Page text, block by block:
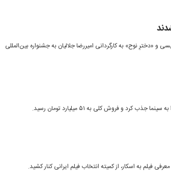
و «دخترِ نوح» به کارگردانی امیررضا جلالیان به جشنواره بین‌المللی
فیلم به اسکار، از کمیته انتخاب فیلم ایرانی کنار کشید.